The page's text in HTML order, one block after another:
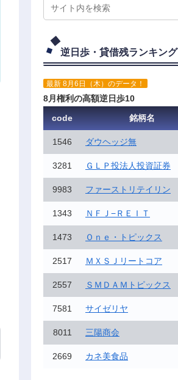
逆日歩・貸借残ランキング
最新 8月6日（木）のデータ！
8月権利の高額逆日歩10
code
銘柄名
1546 ダウヘッジ無
3281 ＧＬＰ投法人投資証券
9983 ファーストリテイリン
1343 ＮＦＪ−ＲＥＩＴ
1473 Ｏｎｅ・トピックス
2517 ＭＸＳＪリートコア
2557 ＳＭＤＡＭトピックス
7581 サイゼリヤ
8011 三陽商会
2669 カネ美食品